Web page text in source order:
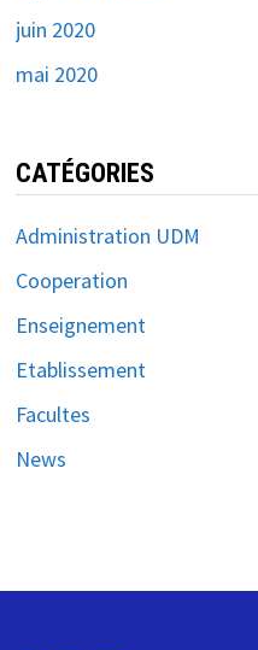
juin 2020
mai 2020
CATÉGORIES
Administration UDM
Cooperation
Enseignement
Etablissement
Facultes
News